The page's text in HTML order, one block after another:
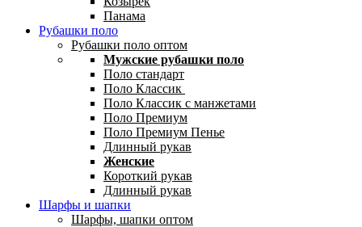
Панама
Рубашки поло
Рубашки поло оптом
Мужские рубашки поло
Поло стандарт
Поло Классик
Поло Классик с манжетами
Поло Премиум
Поло Премиум Пенье
Длинный рукав
Женские
Короткий рукав
Длинный рукав
Шарфы и шапки
Шарфы, шапки оптом